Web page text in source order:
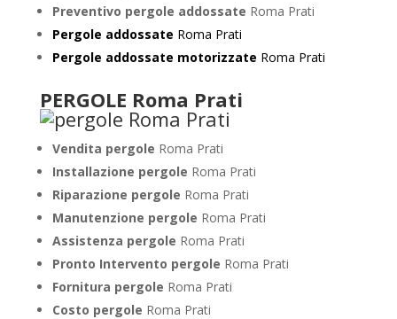
Preventivo pergole addossate Roma Prati
Pergole addossate Roma Prati
Pergole addossate motorizzate Roma Prati
PERGOLE Roma Prati
Vendita pergole Roma Prati
Installazione pergole Roma Prati
Riparazione pergole Roma Prati
Manutenzione pergole Roma Prati
Assistenza pergole Roma Prati
Pronto Intervento pergole Roma Prati
Fornitura pergole Roma Prati
Costo pergole Roma Prati